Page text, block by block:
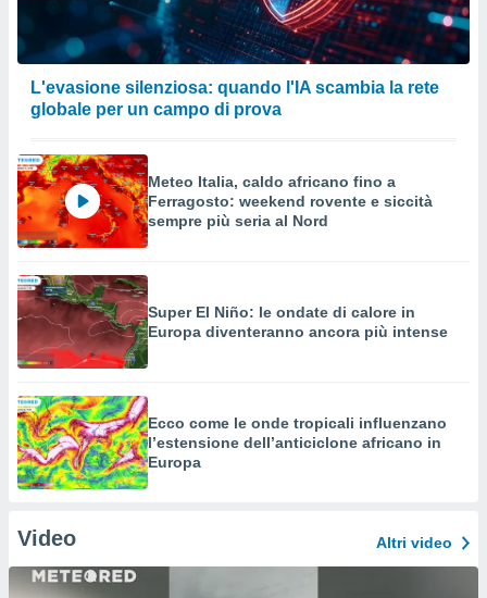
L'evasione silenziosa: quando l'IA scambia la rete
globale per un campo di prova
Meteo Italia, caldo africano fino a
Ferragosto: weekend rovente e siccità
sempre più seria al Nord
Super El Niño: le ondate di calore in
Europa diventeranno ancora più intense
Ecco come le onde tropicali influenzano
l’estensione dell’anticiclone africano in
Europa
Video Altri video